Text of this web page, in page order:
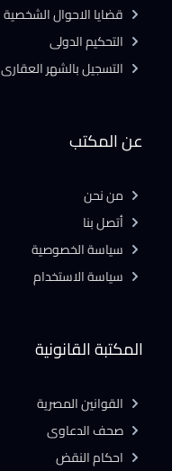
المكتبة القانونية
القوانين المصرية
صحف الدعاوى
احكام النقض
عن المكتب
من نحن
أتصل بنا
سياسة الخصوصية
سياسة الاستخدام
قضايا الاحوال الشخصية
التحكيم الدولى
التسجيل بالشهر العقارى